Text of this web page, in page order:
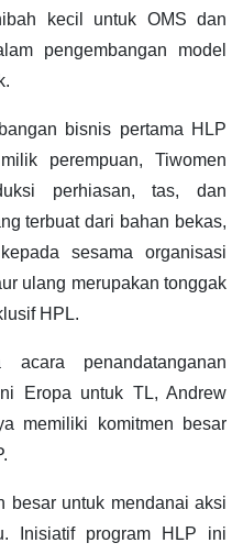
kecil untuk OMS dan
pengembangan model
bisnis pertama HLP
perempuan, Tiwomen
perhiasan, tas, dan
terbuat dari bahan bekas,
sesama organisasi
ulang merupakan tonggak
HPL.
penandatanganan
Eropa untuk TL, Andrew
memiliki komitmen besar
besar untuk mendanai aksi
Inisiatif program HLP ini